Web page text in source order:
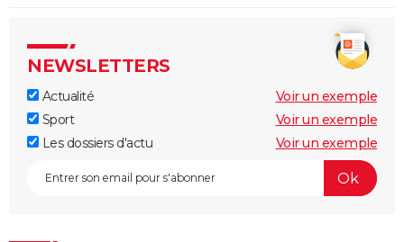
NEWSLETTERS
Actualité
Voir un exemple
Sport
Voir un exemple
Les dossiers d'actu
Voir un exemple